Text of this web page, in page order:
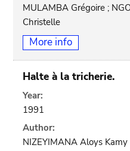
MULAMBA Grégoire ;
Christelle
More info
Halte à la tricherie.
Year:
1991
Author:
NIZEYIMANA Aloys Kamy